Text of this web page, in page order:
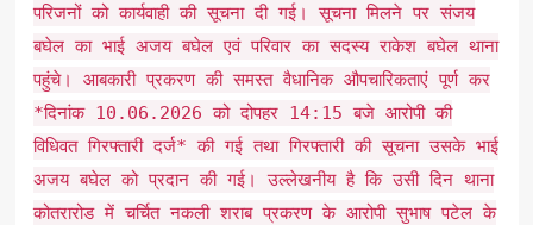
परिजनों को कार्यवाही की सूचना दी गई। सूचना मिलने पर संजय
बघेल का भाई अजय बघेल एवं परिवार का सदस्य राकेश बघेल थाना
पहुंचे। आबकारी प्रकरण की समस्त वैधानिक औपचारिकताएं पूर्ण कर
*दिनांक 10.06.2026 को दोपहर 14:15 बजे आरोपी की
विधिवत गिरफ्तारी दर्ज* की गई तथा गिरफ्तारी की सूचना उसके भाई
अजय बघेल को प्रदान की गई। उल्लेखनीय है कि उसी दिन थाना
कोतरारोड में चर्चित नकली शराब प्रकरण के आरोपी सुभाष पटेल के